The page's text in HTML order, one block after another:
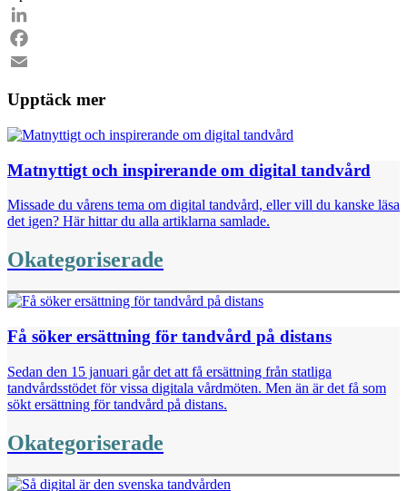
Email
LinkedIn
Facebook
Upptäck mer
Matnyttigt och inspirerande om digital tandvård
Missade du vårens tema om digital tandvård, eller vill du kanske läsa
det igen? Här hittar du alla artiklarna samlade.
Okategoriserade
Få söker ersättning för tandvård på distans
Sedan den 15 januari går det att få ersättning från statliga
tandvårdsstödet för vissa digitala vårdmöten. Men än är det få som
sökt ersättning för tandvård på distans.
Okategoriserade